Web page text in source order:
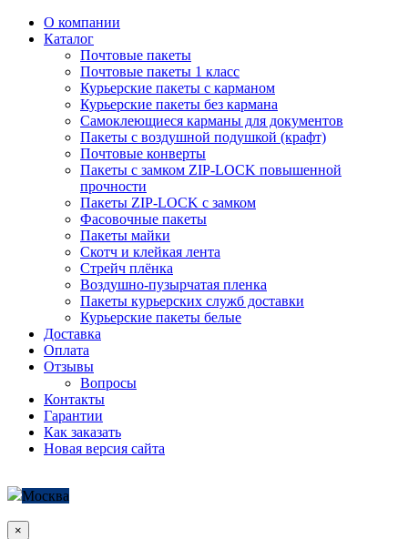
О компании
Каталог
Почтовые пакеты
Почтовые пакеты 1 класс
Курьерские пакеты с карманом
Курьерские пакеты без кармана
Самоклеющиеся карманы для документов
Пакеты с воздушной подушкой (крафт)
Почтовые конверты
Пакеты с замком ZIP-LOCK повышенной
прочности
Пакеты ZIP-LOCK с замком
Фасовочные пакеты
Пакеты майки
Скотч и клейкая лента
Стрейч плёнка
Воздушно-пузырчатая пленка
Пакеты курьерских служб доставки
Курьерские пакеты белые
Доставка
Оплата
Отзывы
Вопросы
Контакты
Гарантии
Как заказать
Новая версия сайта
Москва
×